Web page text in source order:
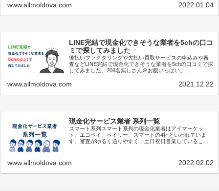
で即日現...
www.allmoldova.com 2022.01.04
LINE完結で現金化できそうな業者を5chの口コ
ミで探してみました
後払いファクタリングや先払い買取サービスの申込みや審
査などLINE完結で現金化できそうな業者を5chの口コミで探
してみました。208名無しさん＠お腹いっぱい。
www.allmoldova.com 2021.12.22
現金化サービス業者 系列一覧
スマート系列スマート系列の現金化業者はアイマーケッ
ト、エコペイ、ペイリー、スマートの4社といわれていま
す。審査がゆるく通りやすく、土日祝日営業していること
www.allmoldova.com 2022.02.02